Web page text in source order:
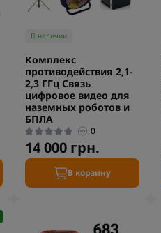
В наличии
Комплекс
противодействия 2,1-
2,3 ГГц Связь
цифровое видео для
наземных роботов и
БПЛА
0
14 000 грн.
В корзину